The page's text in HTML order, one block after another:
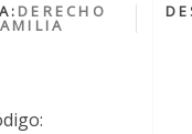
DERECHO